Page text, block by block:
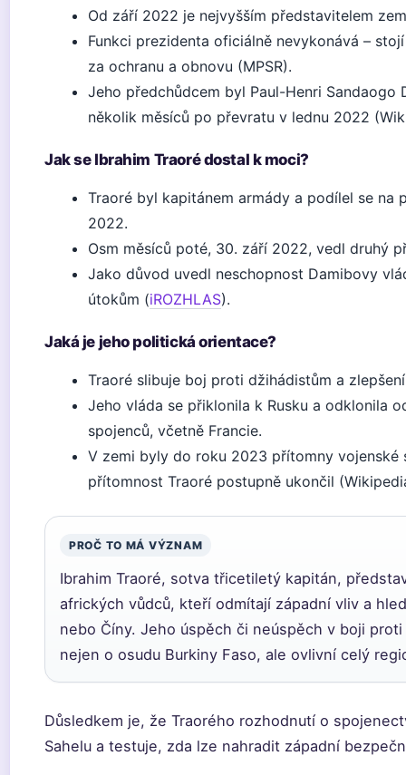
Od září 2022 je nejvyšším představitelem
Funkci prezidenta oficiálně nevykonává –
za ochranu a obnovu (MPSR).
Jeho předchůdcem byl Paul-Henri Sandaogo
několik měsíců po převratu v lednu 2022
Jak se Ibrahim Traoré dostal k moci?
Traoré byl kapitánem armády a podílel se na
2022.
Osm měsíců poté, 30. září 2022, vedl druhý
Jako důvod uvedl neschopnost Damibovy
útokům (iROZHLAS).
Jaká je jeho politická orientace?
Traoré slibuje boj proti džihádistům a
Jeho vláda se přiklonila k Rusku a odklonila
spojenců, včetně Francie.
V zemi byly do roku 2023 přítomny vojenské
přítomnost Traoré postupně ukončil
PROČ TO MÁ VÝZNAM
Ibrahim Traoré, sotva třicetiletý kapitán,
afrických vůdců, kteří odmítají západní vliv a
nebo Číny. Jeho úspěch či neúspěch v boji
nejen o osudu Burkiny Faso, ale ovlivní celý
Důsledkem je, že Traorého rozhodnutí o
Sahelu a testuje, zda lze nahradit západní